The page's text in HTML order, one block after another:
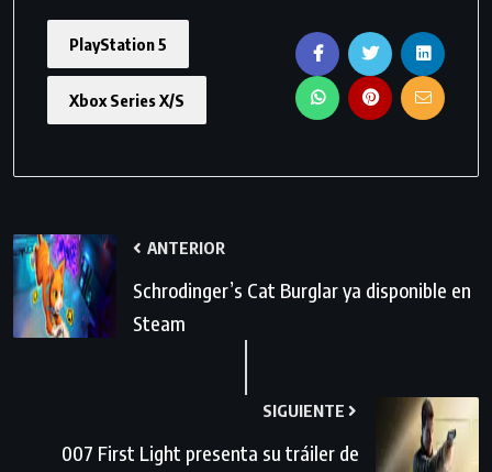
PlayStation 5
Xbox Series X/S
ANTERIOR
Schrodinger’s Cat Burglar ya disponible en
Steam
SIGUIENTE
007 First Light presenta su tráiler de